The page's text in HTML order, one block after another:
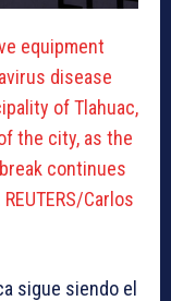
equipment
disease
of Tlahuac,
the city, as the
continues
Carlos
sigue siendo el